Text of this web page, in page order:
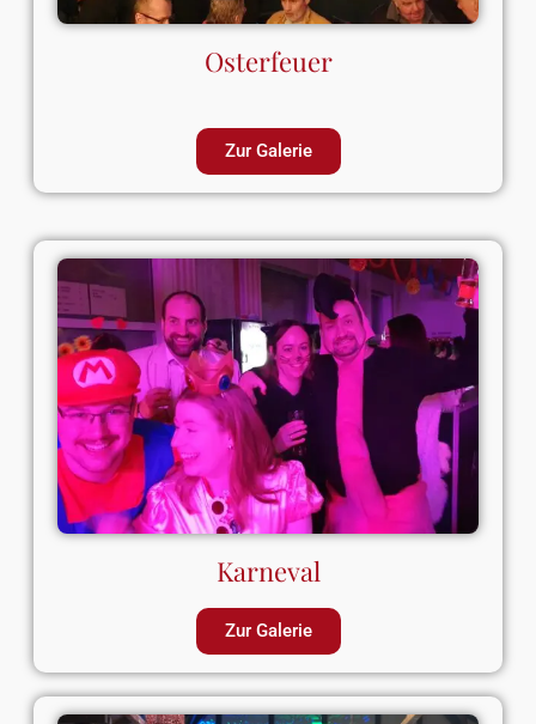
Osterfeuer
Zur Galerie
Karneval
Zur Galerie